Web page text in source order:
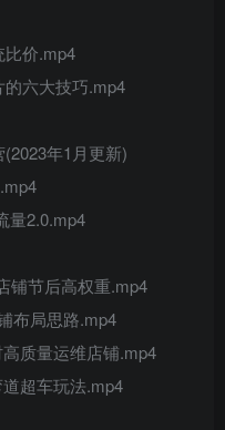
比价.mp4
的六大技巧.mp4
年1月更新)
量2.0.mp4
铺节后高权重.mp4
布局思路.mp4
高质量运维店铺.mp4
道超车玩法.mp4